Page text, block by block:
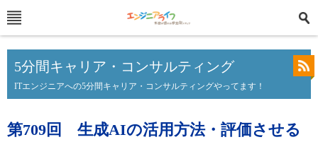
5分間キャリア・コンサルティング
ITエンジニアへの5分間キャリア・コンサルティングやってます！
第709回 生成AIの活用方法・評価させる